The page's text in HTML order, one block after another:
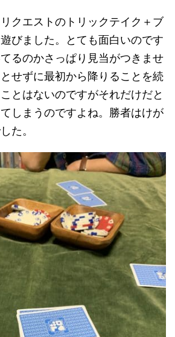
クエストのトリックテイク＋ブ
びました。とても面白いのです
るのかさっぱり見当がつきませ
せずに最初から降りることを続
とはないのですがそれだけだと
しまうのですよね。勝者はけが
た。